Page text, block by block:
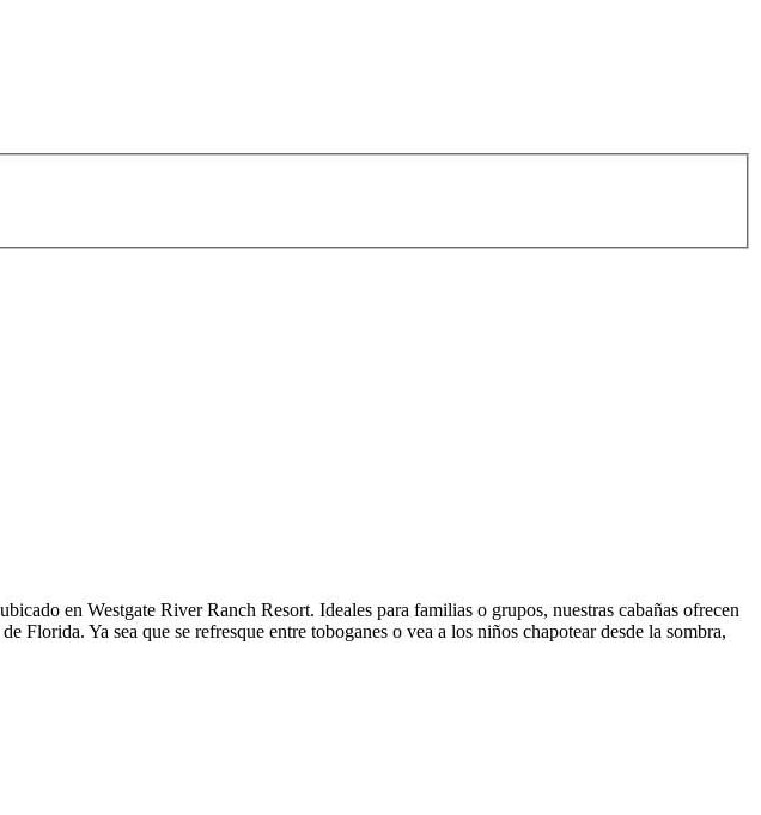
en Westgate River Ranch Resort. Ideales para familias o grupos, nuestras cabañas ofrecen
Ya sea que se refresque entre toboganes o vea a los niños chapotear desde la sombra,